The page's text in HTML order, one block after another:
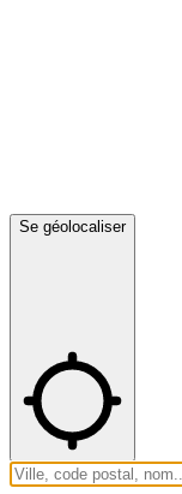
Se géolocaliser